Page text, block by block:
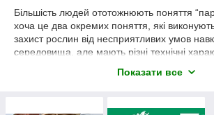
Більшість людей ототожнюють поняття
хоча це два окремих поняття, які
захист рослин від несприятливих умов
середовища, але мають різні технічні
Зазвичай парники — це невеликі споруди
Показати все